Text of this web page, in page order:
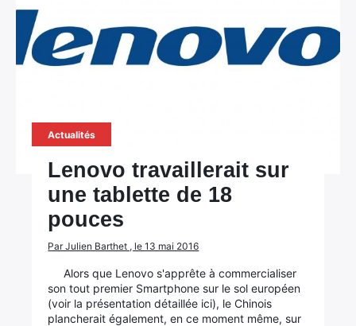
Actualités
Lenovo travaillerait sur
une tablette de 18
pouces
Par Julien Barthet , le 13 mai 2016
Alors que Lenovo s'apprête à commercialiser
son tout premier Smartphone sur le sol européen
(voir la présentation détaillée ici), le Chinois
plancherait également, en ce moment même, sur